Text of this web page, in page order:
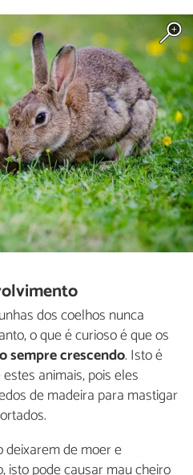
dos coelhos nunca
o que é curioso é que os
sempre crescendo. Isto é
animais, pois eles
de madeira para mastigar
deixarem de moer e